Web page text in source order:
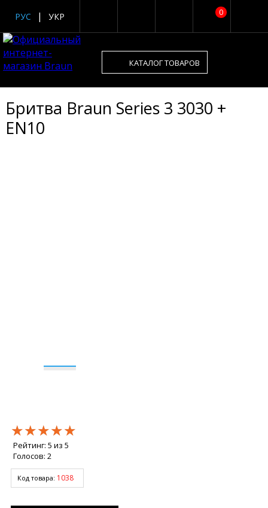
0
РУС УКР
КАТАЛОГ ТОВАРОВ
Бритва Braun Series 3 3030 +
EN10
★★★★★
★★★★★
★★★★★
Рейтинг: 5 из 5
Голосов: 2
Код товара: 1038